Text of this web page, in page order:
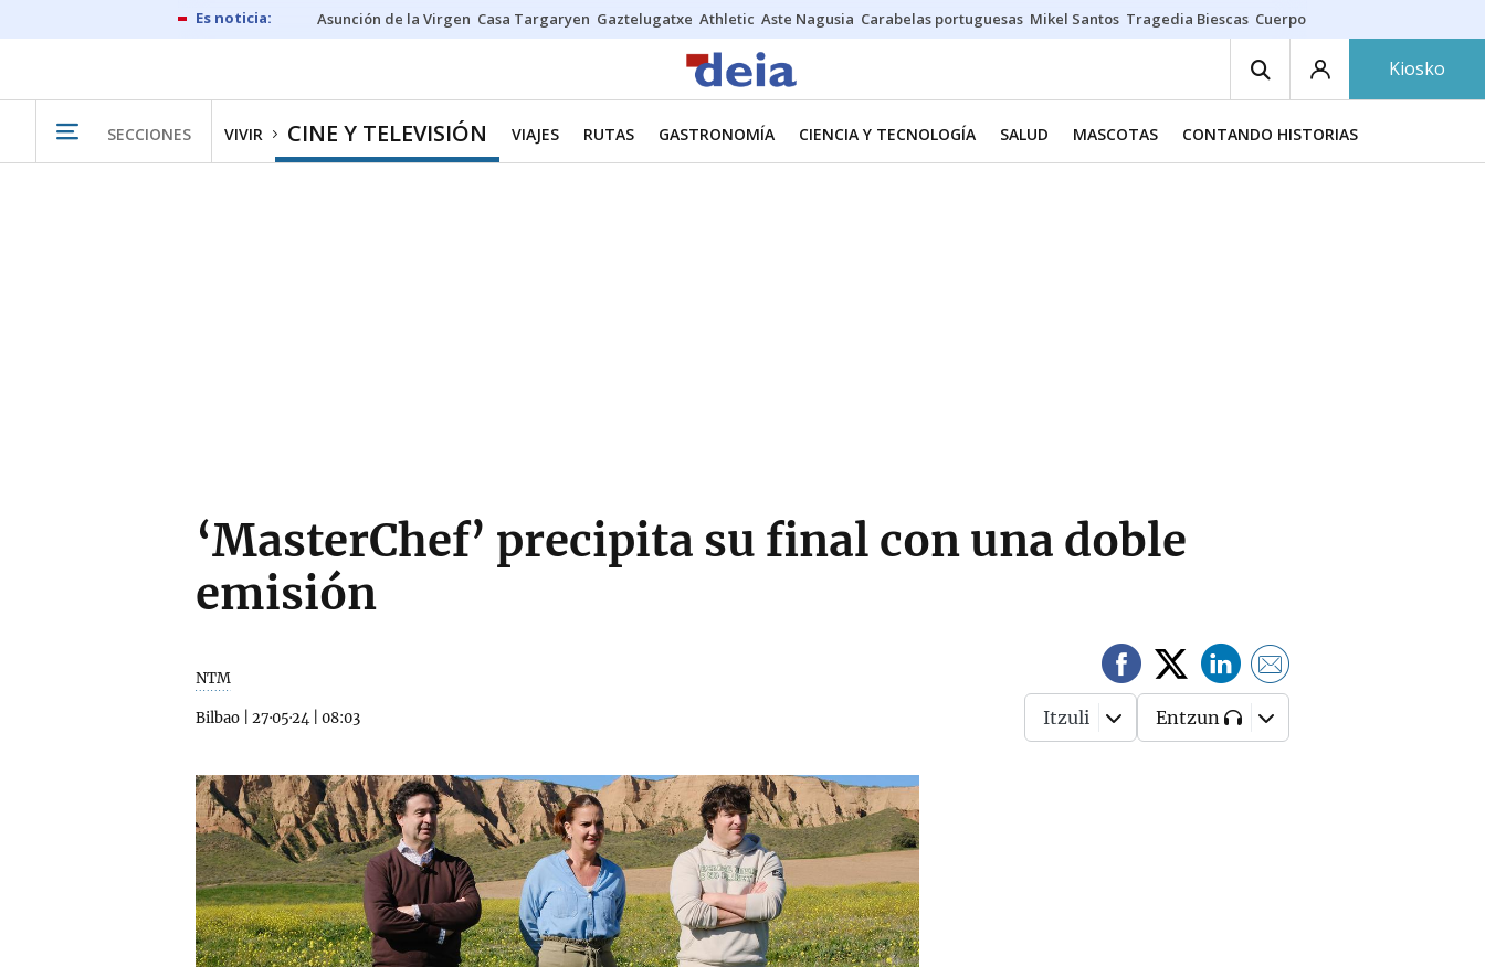
Asunción de la Virgen Casa Targaryen Gaztelugatxe Athletic Aste Nagusia Carabelas portuguesas Mikel Santos Tragedia Biescas Cuerpo ría
Kiosko
SECCIONES VIVIR CINE Y TELEVISIÓN VIAJES RUTAS GASTRONOMÍA CIENCIA Y TECNOLOGÍA SALUD MASCOTAS CONTANDO HISTORIAS
‘MasterChef’ precipita su final con una doble
emisión
NTM
Bilbao 27·05·24 08:03 Itzuli Entzun